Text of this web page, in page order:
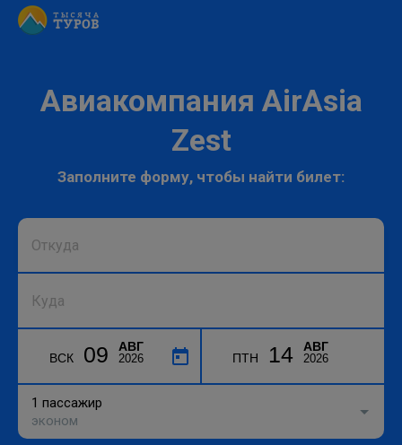
Авиакомпания AirAsia
Zest
Заполните форму, чтобы найти билет:
ВСК 09 АВГ
2026 ПТН 14 АВГ
2026
1 пассажир
эконом